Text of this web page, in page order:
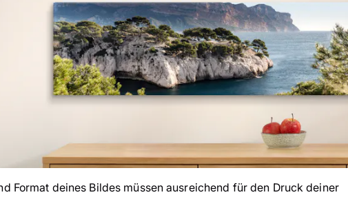
Format deines Bildes müssen ausreichend für den Druck deiner